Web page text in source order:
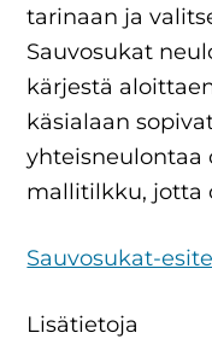
tarinaan ja
Sauvosukat
kärjestä
käsialaan
yhteisneulontaa
mallitilkku, jotta
Sauvosukat-
Lisätietoja